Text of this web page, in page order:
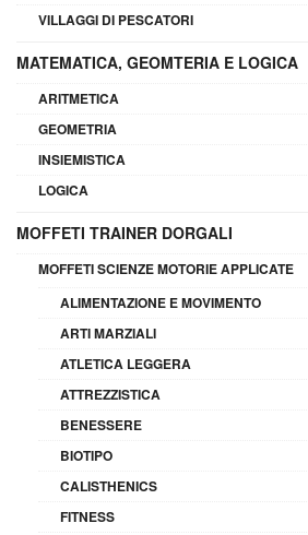
VILLAGGI DI PESCATORI
MATEMATICA, GEOMTERIA E LOGICA
ARITMETICA
GEOMETRIA
INSIEMISTICA
LOGICA
MOFFETI TRAINER DORGALI
MOFFETI SCIENZE MOTORIE APPLICATE
ALIMENTAZIONE E MOVIMENTO
ARTI MARZIALI
ATLETICA LEGGERA
ATTREZZISTICA
BENESSERE
BIOTIPO
CALISTHENICS
FITNESS